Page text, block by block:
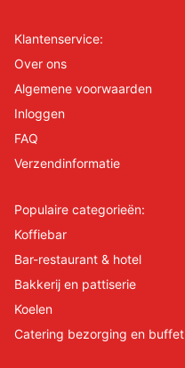
Klantenservice:
Over ons
Algemene voorwaarden
Inloggen
FAQ
Verzendinformatie
Populaire categorieën:
Koffiebar
Bar-restaurant & hotel
Bakkerij en pattiserie
Koelen
Catering bezorging en buffet